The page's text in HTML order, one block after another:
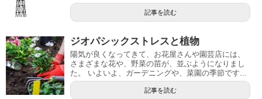
記事を読む
ジオパシックストレスと植物
陽気が良くなってきて、お花屋さんや園芸店には、
さまざまな花や、野菜の苗が、並ぶようになりまし
た。 いよいよ、ガーデニングや、菜園の季節です...
記事を読む